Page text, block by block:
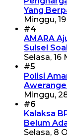
Yang
Minggu,
#4
AMARA
Sulsel
Selasa, 16
#5
Polisi
Minggu,
#6
Kalaksa
Belum
Selasa, 8